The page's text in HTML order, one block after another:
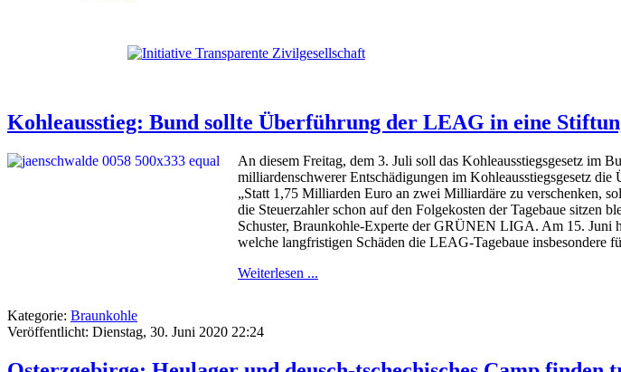
Kohleausstieg: Bund sollte Überführung der LEAG in eine
An diesem Freitag, dem 3. Juli soll das Kohleausstiegsgesetz im
milliardenschwerer Entschädigungen im Kohleausstiegsgesetz
„Statt 1,75 Milliarden Euro an zwei Milliardäre zu verschenken,
die Steuerzahler schon auf den Folgekosten der Tagebaue sitzen
Schuster, Braunkohle-Experte der GRÜNEN LIGA. Am 15. Juni
welche langfristigen Schäden die LEAG-Tagebaue insbesondere
Weiterlesen ...
Kategorie: Braunkohle
Veröffentlicht: Dienstag, 30. Juni 2020 22:24